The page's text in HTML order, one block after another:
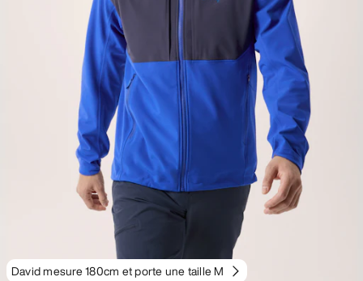
David mesure 180cm et porte une taille M